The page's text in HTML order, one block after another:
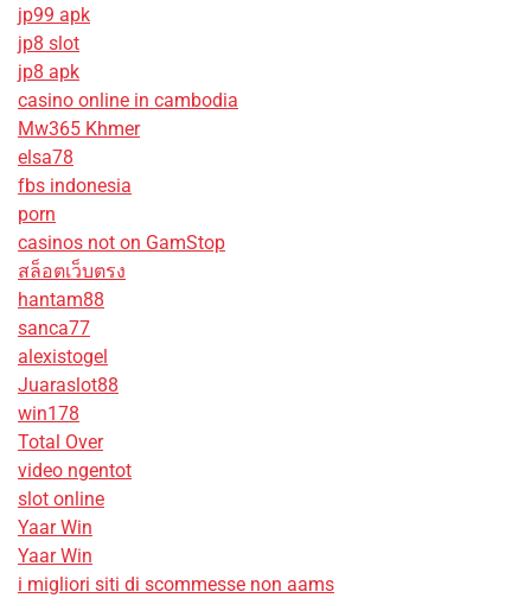
jp99 apk
jp8 slot
jp8 apk
casino online in cambodia
Mw365 Khmer
elsa78
fbs indonesia
porn
casinos not on GamStop
สล็อตเว็บตรง
hantam88
sanca77
alexistogel
Juaraslot88
win178
Total Over
video ngentot
slot online
Yaar Win
Yaar Win
i migliori siti di scommesse non aams